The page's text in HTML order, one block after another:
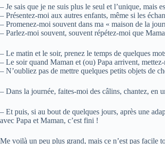
– Je sais que je ne suis plus le seul et l’unique, mais
– Présentez-moi aux autres enfants, même si les
– Promenez-moi souvent dans ma « maison de la
– Parlez-moi souvent, souvent répétez-moi que
– Le matin et le soir, prenez le temps de quelques
– Le soir quand Maman et (ou) Papa arrivent,
– N’oubliez pas de mettre quelques petits objets de
– Dans la journée, faites-moi des câlins, chantez, en
– Et puis, si au bout de quelques jours, après une
avec Papa et Maman, c’est fini !
Me voilà un peu plus grand, mais ce n’est pas facile